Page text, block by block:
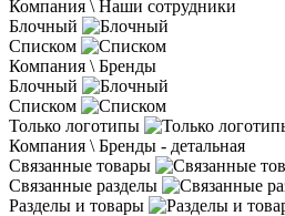
Компания \ Наши сотрудники
Блочный
Списком
Компания \ Бренды
Блочный
Списком
Только логотипы
Компания \ Бренды - детальная
Связанные товары
Связанные разделы
Разделы и товары